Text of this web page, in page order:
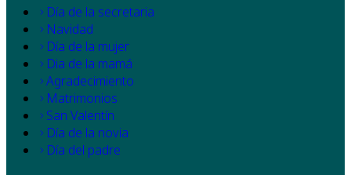
Día de la secretaria
Navidad
Día de la mujer
Dia de la mamá
Agradecimiento
Matrimonios
San Valentín
Día de la novia
Día del padre